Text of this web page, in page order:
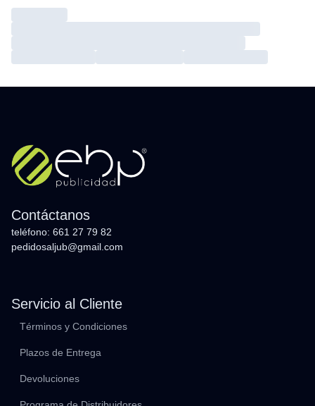
Contáctanos
teléfono: 661 27 79 82
pedidosaljub@gmail.com
Servicio al Cliente
Términos y Condiciones
Plazos de Entrega
Devoluciones